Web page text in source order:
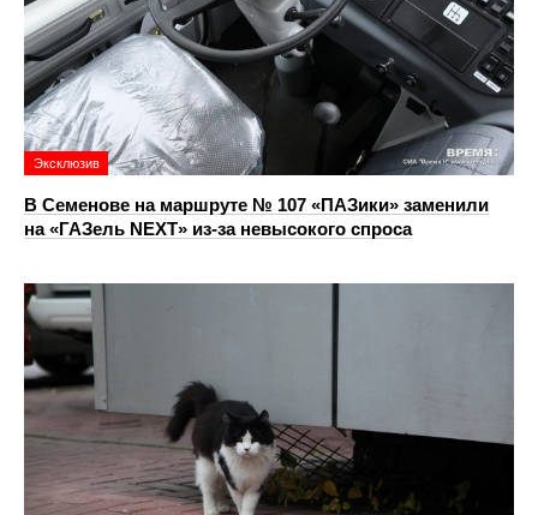
Эксклюзив
В Семенове на маршруте № 107 «ПАЗики» заменили
на «ГАЗель NEXT» из‑за невысокого спроса